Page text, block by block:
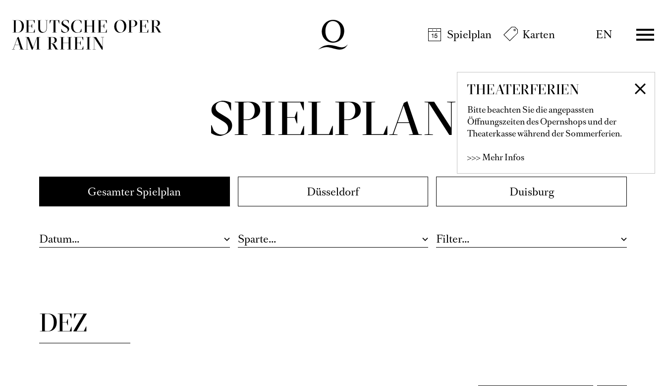
Spielplan
Karten EN
THEATERFERIEN
Bitte beachten Sie die angepassten
Öffnungszeiten des Opernshops und der
Theaterkasse während der Sommerferien.
>>> Mehr Infos
Eintritt frei
18:30 - 20:15
Düsseldorf
FORSYTHE / EYAL
Elektrisierender Rhythmus, expressive Tanzsprachen
Karten
DEZ